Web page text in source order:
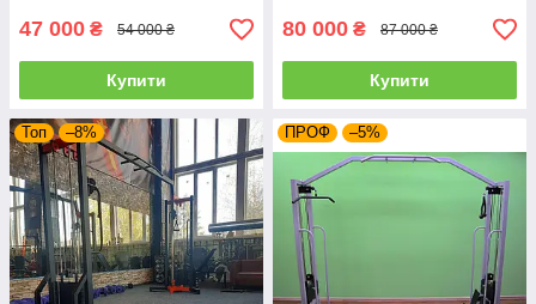
47 000 ₴ 54 000 ₴
Купити
80 000 ₴ 87 000 ₴
Купити
Топ –8% ПРОФ –5%